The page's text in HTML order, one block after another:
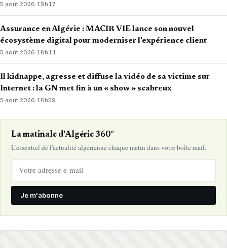
5 août 2026·19h17
Assurance en Algérie : MACIR VIE lance son nouvel
écosystème digital pour moderniser l’expérience client
5 août 2026· 18h11
Il kidnappe, agresse et diffuse la vidéo de sa victime sur
Internet : la GN met fin à un « show » scabreux
5 août 2026·16h59
La matinale d'Algérie 360°
L'essentiel de l'actualité algérienne chaque matin dans votre boîte mail.
Je m'abonne